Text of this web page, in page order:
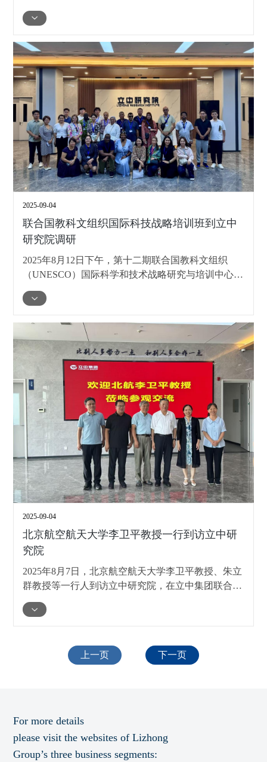
谈。立中集团联合创始人、董事臧立国等人热情接待
了殷教授。殷教授参观了研究院进行了座谈，深入了
方向。
2025-09-04
联合国教科文组织国际科技战略培训班到立中
研究院调研
2025年8月12日下午，第十二期联合国教科文组织
（UNESCO）国际科学和技术战略研究与培训中心
（CISTRAT）国际培训班学员，到立中研究院开展参
观调研活动，深入了解企业在技术研发与创新应用领
2025-09-04
北京航空航天大学李卫平教授一行到访立中研
究院
2025年8月7日，北京航空航天大学李卫平教授、朱立
群教授等一行人到访立中研究院，在立中集团联合创
始人、董事臧立国的带领下，参观了研究院展厅，并
进行了深入交流。清苑区委常委、常务副区长李嘉明
上一页 下一页
For more details
please visit the websites of Lizhong
Group’s three business segments: